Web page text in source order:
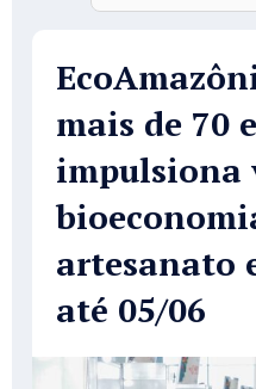
mais de 70
impulsiona
artesanato
até 05/06